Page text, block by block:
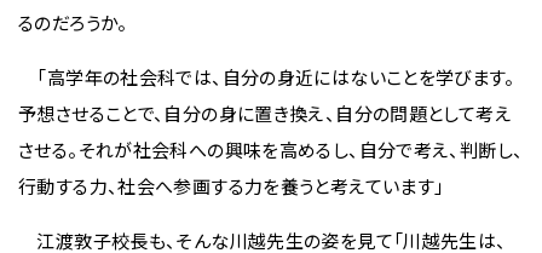
るのだろうか。
「高学年の社会科では、自分の身近にはないことを学びます。
予想させることで、自分の身に置き換え、自分の問題として考え
させる。それが社会科への興味を高めるし、自分で考え、判断し、
行動する力、社会へ参画する力を養うと考えています」
江渡敦子校長も、そんな川越先生の姿を見て「川越先生は、